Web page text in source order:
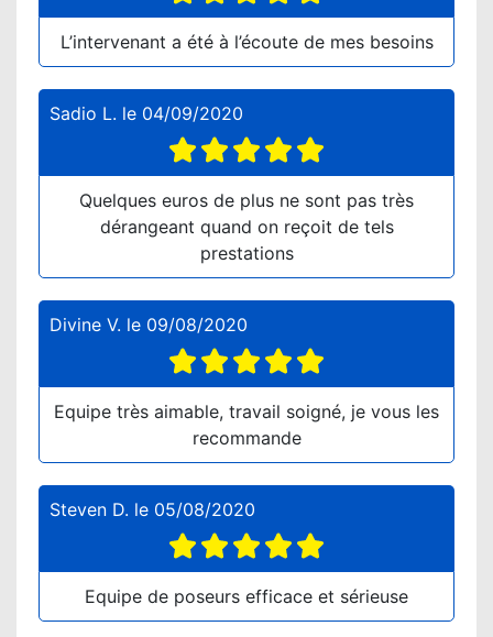
L’intervenant a été à l’écoute de mes besoins
Sadio L. le 04/09/2020
Quelques euros de plus ne sont pas très
dérangeant quand on reçoit de tels
prestations
Divine V. le 09/08/2020
Equipe très aimable, travail soigné, je vous les
recommande
Steven D. le 05/08/2020
Equipe de poseurs efficace et sérieuse